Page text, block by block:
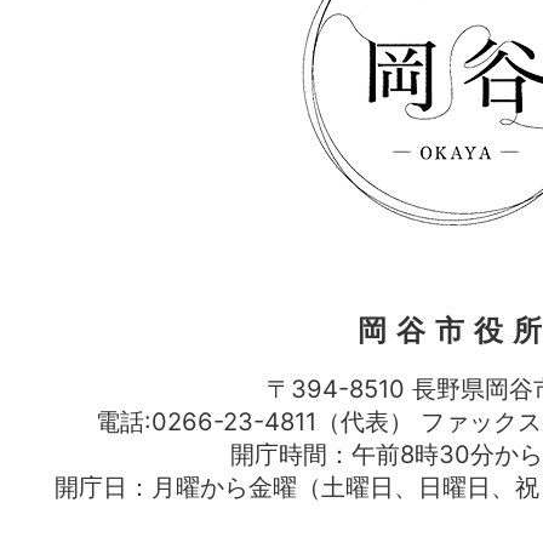
岡谷市役
〒394-8510 長野県岡谷
電話:0266-23-4811（代表） ファッ
開庁時間：午前8時30分か
開庁日：月曜から金曜（土曜日、日曜日、